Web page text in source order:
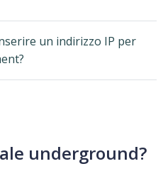
un indirizzo IP per
underground?